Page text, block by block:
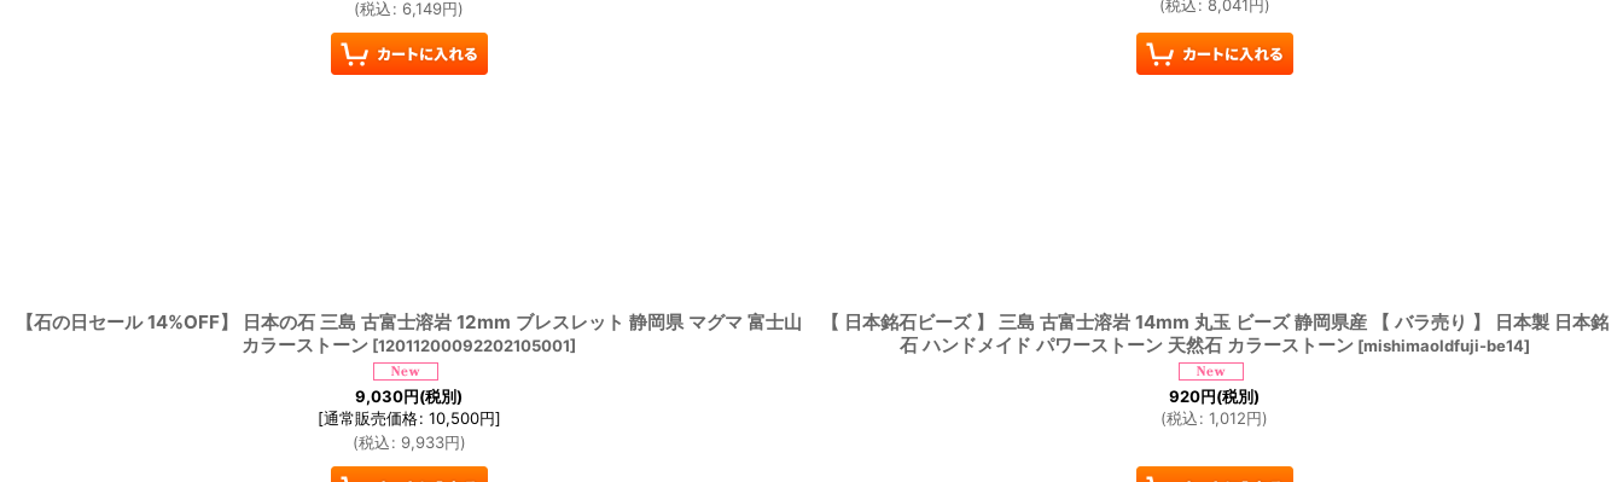
(税込: 6,149円)
(税込: 8,041円)
【石の日セール 14%OFF】 日本の石 三島 古富士溶岩 12mm ブレスレット 静岡県 マグマ 富士山
カラーストーン [12011200092202105001]
9,030円(税別)
[通常販売価格: 10,500円]
(税込: 9,933円)
【 日本銘石ビーズ 】 三島 古富士溶岩 14mm 丸玉 ビーズ 静岡県産 【 バラ売り 】 日本製 日本銘
石 ハンドメイド パワーストーン 天然石 カラーストーン [mishimaoldfuji-be14]
920円(税別)
(税込: 1,012円)